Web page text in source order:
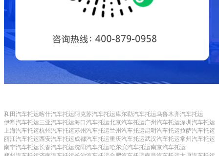
和田汽车托运喀什汽车托运 阿克苏汽车托运库尔勒汽车托运乌鲁木齐汽车托运
伊犁汽车托运三亚汽车托运海口汽车托运北京汽车托运广州汽车托运深圳汽车托运
上海汽车托运杭州汽车托运苏州汽车托运兰州汽车托运昆明汽车托运拉萨汽车托运
丽江汽车托运西安汽车托运成都汽车托运重庆汽车托运武汉汽车托运常州汽车托运
南宁汽车托运长春汽车托运沈阳汽车托运哈尔滨汽车托运南京汽车托运